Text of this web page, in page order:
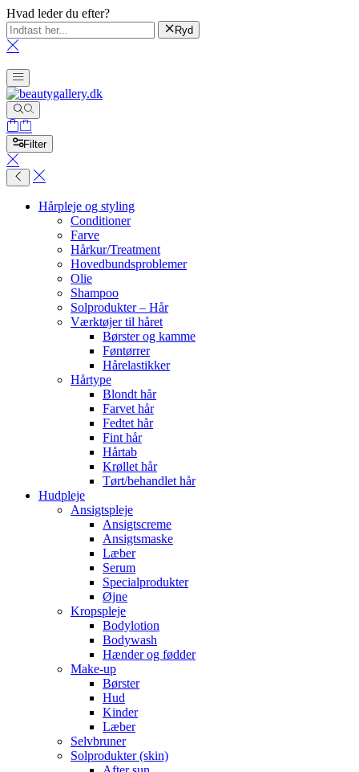
Hvad leder du efter?
Ryd
Filter
Hårpleje og styling
Conditioner
Farve
Hårkur/Treatment
Hovedbundsproblemer
Olie
Shampoo
Solprodukter – Hår
Værktøjer til håret
Børster og kamme
Føntørrer
Hårelastikker
Hårtype
Blondt hår
Farvet hår
Fedtet hår
Fint hår
Hårtab
Krøllet hår
Tørt/behandlet hår
Hudpleje
Ansigtspleje
Ansigtscreme
Ansigtsmaske
Læber
Serum
Specialprodukter
Øjne
Kropspleje
Bodylotion
Bodywash
Hænder og fødder
Make-up
Børster
Hud
Kinder
Læber
Selvbruner
Solprodukter (skin)